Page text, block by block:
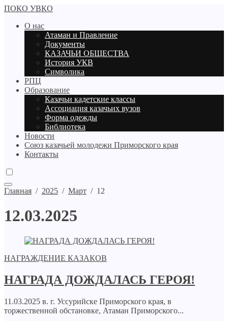
ПОКО УВКО
О нас
Атаман и Правление
Документы
КАЗАЧЬИ ОБЩЕСТВА
История УКВ
Символика
РПЦ
Образование
Казачьи кадетские классы
Ассоциация казачьих вузов
Форма одежды
Библиотека
Новости
Союз казачьей молодежи Приморского края
Контакты
Главная / 2025 / Март / 12
12.03.2025
НАГРАЖДЕНИЕ КАЗАКОВ
НАГРАДА ДОЖДАЛАСЬ ГЕРОЯ!
11.03.2025 в. г. Уссурийске Приморского края, в
торжественной обстановке, Атаман Приморского...